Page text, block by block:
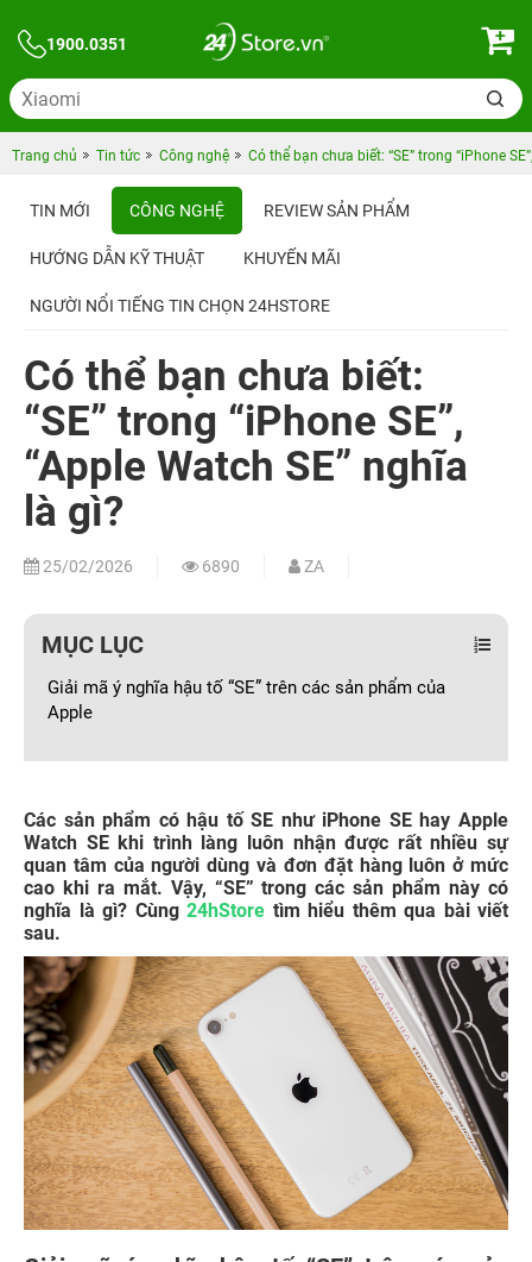
1900.0351
Trang chủ Tin tức Công nghệ Có thể bạn chưa biết: “SE” trong “iPhone
TIN MỚI CÔNG NGHỆ REVIEW SẢN PHẨM
HƯỚNG DẪN KỸ THUẬT KHUYẾN MÃI
NGƯỜI NỔI TIẾNG TIN CHỌN 24HSTORE
Có thể bạn chưa biết:
“SE” trong “iPhone SE”,
“Apple Watch SE” nghĩa
là gì?
25/02/2026 6890 ZA
MỤC LỤC
Giải mã ý nghĩa hậu tố “SE” trên các sản phẩm của
Apple
Các sản phẩm có hậu tố SE như iPhone SE hay Apple
Watch SE khi trình làng luôn nhận được rất nhiều sự
quan tâm của người dùng và đơn đặt hàng luôn ở mức
cao khi ra mắt. Vậy, “SE” trong các sản phẩm này có
nghĩa là gì? Cùng 24hStore tìm hiểu thêm qua bài viết
sau.